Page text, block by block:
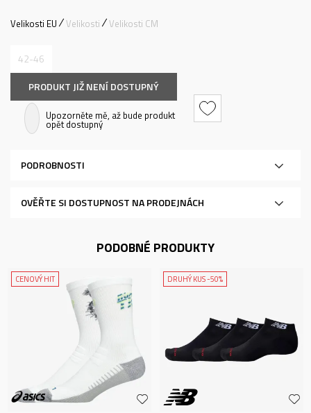
Velikosti EU Velikosti Velikosti CM
42-46
PRODUKT JIŽ NENÍ DOSTUPNÝ
Upozorněte mě, až bude produkt
opět dostupný
PODROBNOSTI
OVĚŘTE SI DOSTUPNOST NA PRODEJNÁCH
PODOBNÉ PRODUKTY
CENOVÝ HIT DRUHÝ KUS -50%